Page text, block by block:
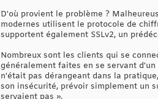
D'où provient le problème ?
modernes utilisent le protocole de
supportent également SSLv2, un
Nombreux sont les clients qui se
généralement faites en se servant
n'était pas dérangeant dans la
son insécurité, prévoir simplement un